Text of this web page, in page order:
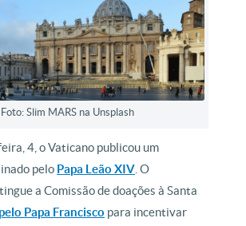
Foto: Slim MARS na Unsplash
4, o Vaticano publicou um
pelo Papa Leão XIV . O
a Comissão de doações à Santa
Papa Francisco para incentivar